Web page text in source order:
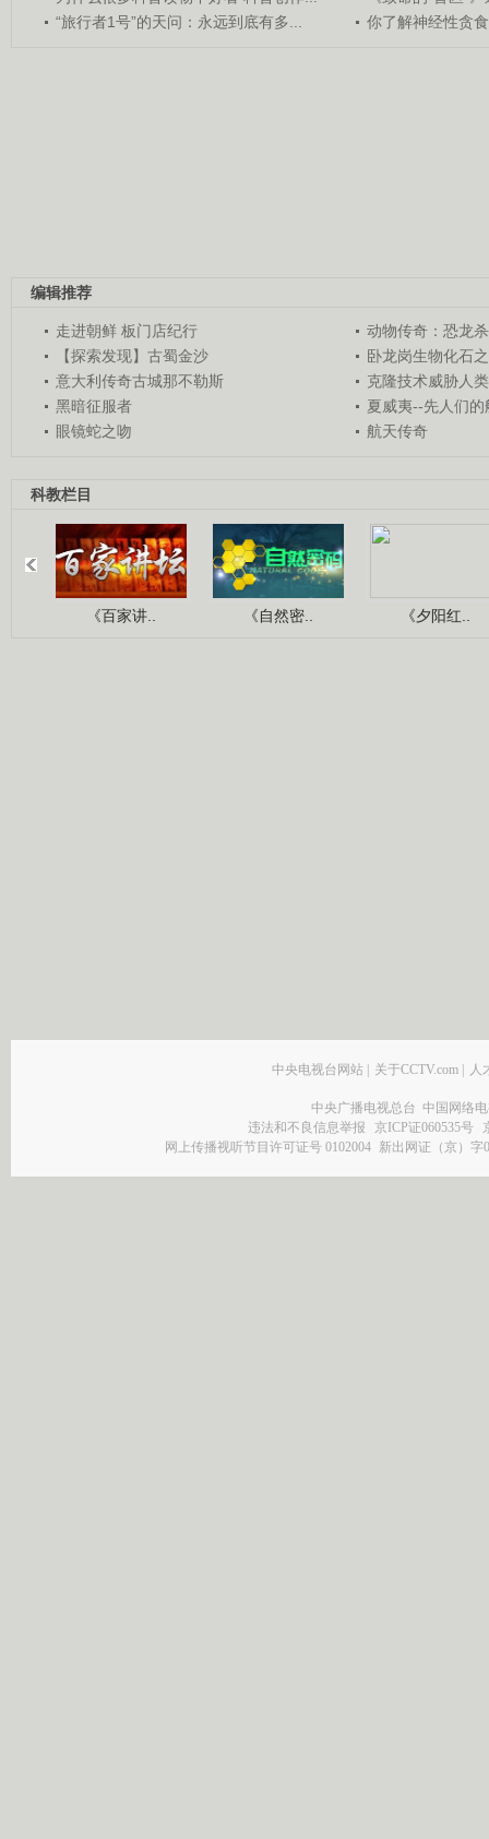
“旅行者1号”的天问：永远到底有多...
你了解神经性贪
编辑推荐
走进朝鲜 板门店纪行
动物传奇：恐龙
【探索发现】古蜀金沙
卧龙岗生物化石
意大利传奇古城那不勒斯
克隆技术威胁人
黑暗征服者
夏威夷--先人们的
眼镜蛇之吻
航天传奇
科教栏目
《百家讲.. 《自然密.. 《夕阳红..
中央电视台网站 | 关于CCTV.com | 人
中央广播电视总台 中国网络
违法和不良信息举报
京ICP证060535号
网上传播视听节目许可证号 0102004 新出网证（京）